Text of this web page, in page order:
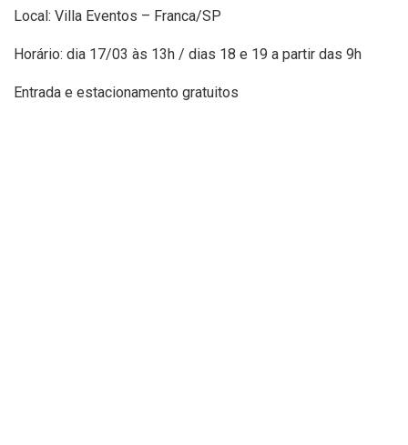
Local: Villa Eventos – Franca/SP
Horário: dia 17/03 às 13h / dias 18 e 19 a partir das 9h
Entrada e estacionamento gratuitos